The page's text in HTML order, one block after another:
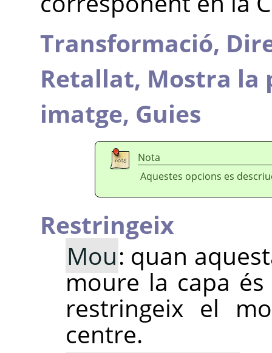
Transformació,
Retallat, Mostra la
imatge, Guies
Nota
Aquestes opcions es
Restringeix
Mou: quan
moure la capa
restringeix el
centre.